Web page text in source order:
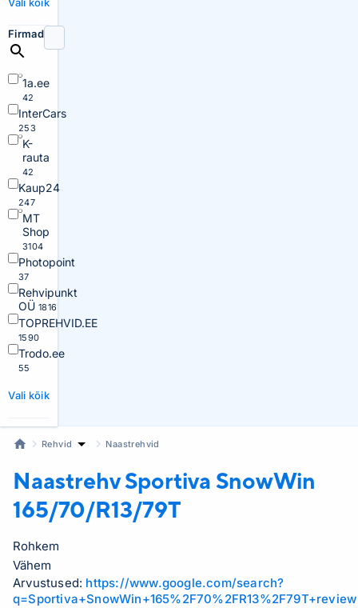
Firmad
1a.ee
42
InterCars
253
K-
rauta
42
Kaup24
247
MT
Shop
3104
Photopoint
37
Rehvipunkt
OÜ 1816
TOPREHVID.EE
1590
Trodo.ee
55
Vali kõik
Rehvid Naastrehvid
Naastrehv Sportiva SnowWin
165/70/R13/79T
Rohkem
Vähem
Arvustused: https://www.google.com/search?
q=Sportiva+SnowWin+165%2F70%2FR13%2F79T+review